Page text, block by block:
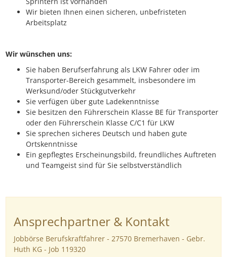
Wir bieten Ihnen einen sicheren, unbefristeten
Arbeitsplatz
Wir wünschen uns:
Sie haben Berufserfahrung als LKW Fahrer oder im
Transporter-Bereich gesammelt, insbesondere im
Werksund/oder Stückgutverkehr
Sie verfügen über gute Ladekenntnisse
Sie besitzen den Führerschein Klasse BE für Transporter
oder den Führerschein Klasse C/C1 für LKW
Sie sprechen sicheres Deutsch und haben gute
Ortskenntnisse
Ein gepflegtes Erscheinungsbild, freundliches Auftreten
und Teamgeist sind für Sie selbstverständlich
Ansprechpartner & Kontakt
Jobbörse Berufskraftfahrer - 27570 Bremerhaven - Gebr.
Huth KG - Job 119320